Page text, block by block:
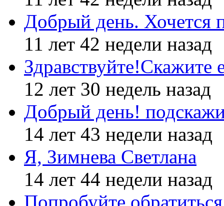
Добрый день. Хочется
11 лет 42 недели назад
Здравствуйте!Скажите
12 лет 30 недель назад
Добрый день!
14 лет 43 недели назад
Я, Зимнева Светлана
14 лет 44 недели назад
Попробуйте